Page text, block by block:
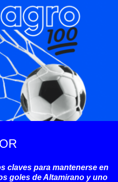
claves para mantenerse en
goles de Altamirano y uno